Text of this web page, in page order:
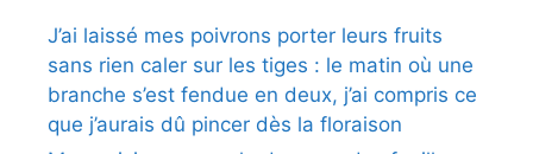
J’ai laissé mes poivrons porter leurs fruits
sans rien caler sur les tiges : le matin où une
branche s’est fendue en deux, j’ai compris ce
que j’aurais dû pincer dès la floraison